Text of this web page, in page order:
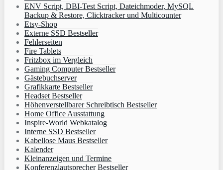
ENV Script, DBI-Test Script, Dateichmoder, MySQL
Backup & Restore, Clicktracker und Multicounter
Etsy-Shop
Externe SSD Bestseller
Fehlerseiten
Fire Tablets
Fritzbox im Vergleich
Gaming Computer Bestseller
Gästebuchserver
Grafikkarte Bestseller
Headset Bestseller
Höhenverstellbarer Schreibtisch Bestseller
Home Office Ausstattung
Inspire-World Webkatalog
Interne SSD Bestseller
Kabellose Maus Bestseller
Kalender
Kleinanzeigen und Termine
Konferenzlautsprecher Bestseller